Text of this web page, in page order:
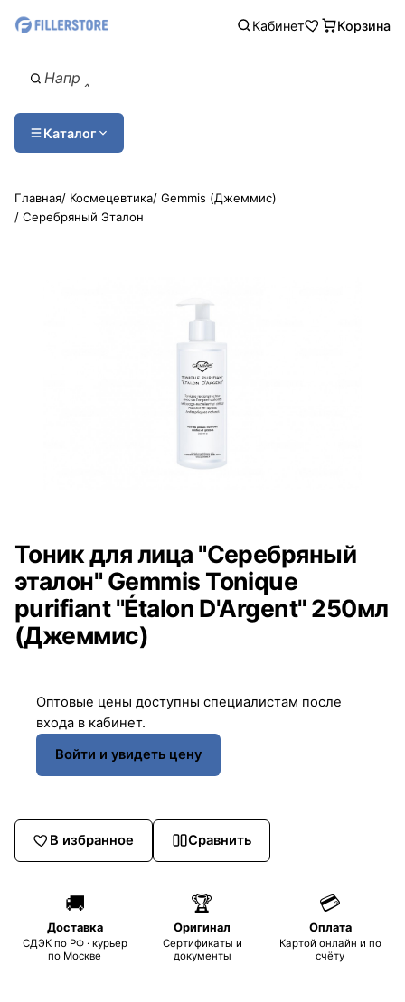
Кабинет Корзина
Каталог
Главная/ Космецевтика/ ​Gemmis (Джеммис)
/ ​Серебряный Эталон
Тоник для лица "Серебряный
эталон" Gemmis Tonique
purifiant "Étalon D'Argent" 250мл
(Джеммис)
Оптовые цены доступны специалистам после
входа в кабинет.
Войти и увидеть цену
В избранное Сравнить
🚚
Доставка
СДЭК по РФ · курьер
по Москве
🏆
Оригинал
Сертификаты и
документы
💳
Оплата
Картой онлайн и по
счёту